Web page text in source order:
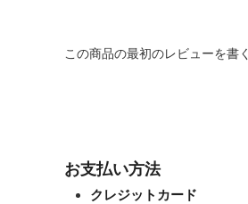
この商品の最初のレビューを書く
お支払い方法
クレジットカード